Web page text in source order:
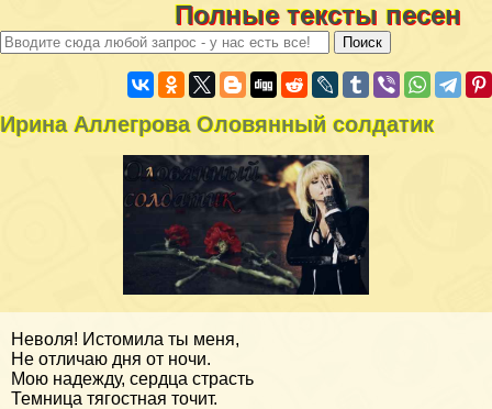
Полные тексты песен
Ирина Аллегрова Оловянный солдатик
Неволя! Истомила ты меня,
Не отличаю дня от ночи.
Мою надежду, сердца страсть
Темница тягостная точит.